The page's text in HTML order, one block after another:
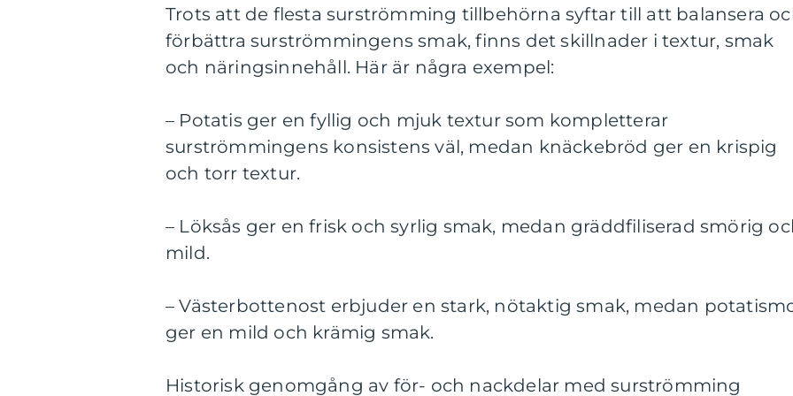
Trots att de flesta surströmming tillbehörna syftar till att balansera
förbättra surströmmingens smak, finns det skillnader i textur, smak
och näringsinnehåll. Här är några exempel:
– Potatis ger en fyllig och mjuk textur som kompletterar
surströmmingens konsistens väl, medan knäckebröd ger en krispig
och torr textur.
– Löksås ger en frisk och syrlig smak, medan gräddfiliserad smörig
mild.
– Västerbottenost erbjuder en stark, nötaktig smak, medan
ger en mild och krämig smak.
Historisk genomgång av för- och nackdelar med surströmming